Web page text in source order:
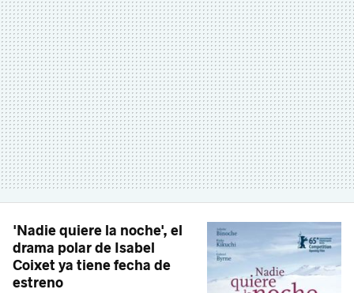
'Nadie quiere la noche', el
drama polar de Isabel
Coixet ya tiene fecha de
estreno